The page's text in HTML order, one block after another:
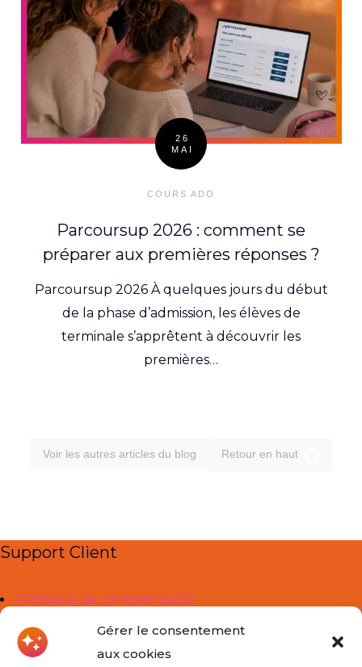
Gérer le consentement
aux cookies
26
MAI
COURS ADO
Parcoursup 2026 : comment se
préparer aux premières réponses ?
Parcoursup 2026 À quelques jours du début
de la phase d’admission, les élèves de
terminale s’apprêtent à découvrir les
premières…
Voir les autres articles du blog Retour en haut
Support Client
Politique de confidentialité
Mentions légales